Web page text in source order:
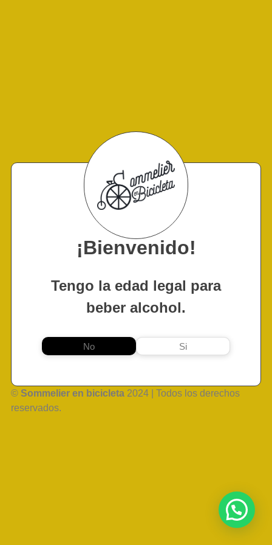
¡Bienvenido!
Tengo la edad legal para
beber alcohol.
No Si
© Sommelier en bicicleta 2024 | Todos los derechos
reservados.